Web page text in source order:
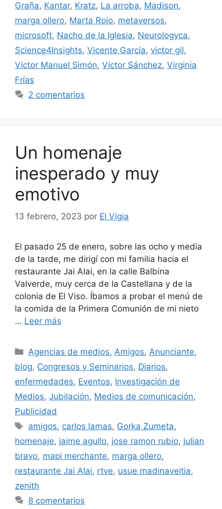
Graña, Kantar, Kratz, La arroba, Madison,
marga ollero, Marta Rojo, metaversos,
microsoft, Nacho de la Iglesia, Neurologyca,
Science4Insights, Vicente García, victor gil,
Víctor Manuel Simón, Víctor Sánchez, Virginia
Frías
2 comentarios
Un homenaje
inesperado y muy
emotivo
13 febrero, 2023 por El Vigia
El pasado 25 de enero, sobre las ocho y media
de la tarde, me dirigí con mi familia hacia el
restaurante Jai Alai, en la calle Balbina
Valverde, muy cerca de la Castellana y de la
colonia de El Viso. Íbamos a probar el menú de
la comida de la Primera Comunión de mi nieto
… Leer más
Categorías
Agencias de medios, Amigos, Anunciante,
blog, Congresos y Seminarios, Diarios,
enfermedades, Eventos, Investigación de
Medios, Jubilación, Medios de comunicación,
Publicidad
Etiquetas
amigos, carlos lamas, Gorka Zumeta,
homenaje, jaime agullo, jose ramon rubio, julian
bravo, mapi merchante, marga ollero,
restaurante Jai Alai, rtve, usue madinaveitia,
zenith
8 comentarios